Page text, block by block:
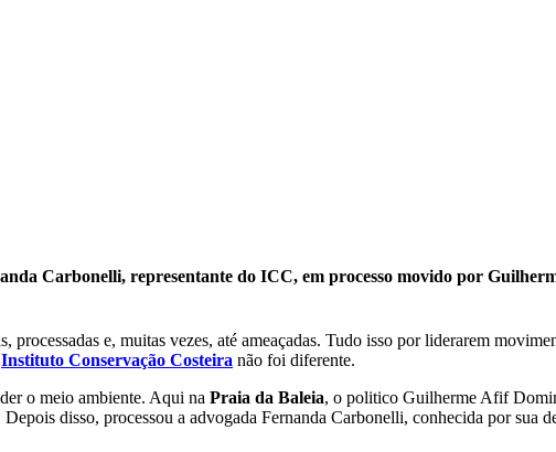
Carbonelli, representante do ICC, em processo movido por
processadas e, muitas vezes, até ameaçadas. Tudo isso por liderarem
Instituto Conservação Costeira não foi diferente.
o meio ambiente. Aqui na Praia da Baleia, o politico Guilherme Afif
disso, processou a advogada Fernanda Carbonelli, conhecida por sua